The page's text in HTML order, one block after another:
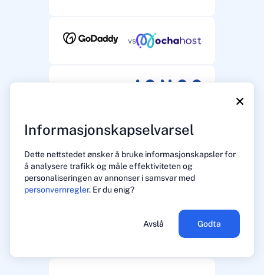
×
Informasjonskapselvarsel
Dette nettstedet ønsker å bruke informasjonskapsler for
å analysere trafikk og måle effektiviteten og
personaliseringen av annonser i samsvar med
personvernregler. Er du enig?
Avslå Godta
vs
vs
vs